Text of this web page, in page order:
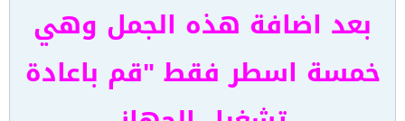
بعد اضافة هذه الجمل وهي
خمسة اسطر فقط "قم باعادة